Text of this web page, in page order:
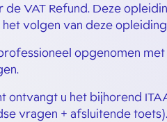
VAT Refund. Deze
volgen van deze
opgenomen
ontvangt u het bijhorend
vragen + afsluitende toets).